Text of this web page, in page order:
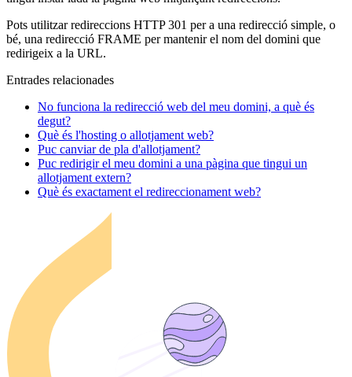
Pots utilitzar redireccions HTTP 301 per a una redirecció simple, o
bé, una redirecció FRAME per mantenir el nom del domini que
redirigeix a la URL.
Entrades relacionades
No funciona la redirecció web del meu domini, a què és
degut?
Què és l'hosting o allotjament web?
Puc canviar de pla d'allotjament?
Puc redirigir el meu domini a una pàgina que tingui un
allotjament extern?
Què és exactament el redireccionament web?